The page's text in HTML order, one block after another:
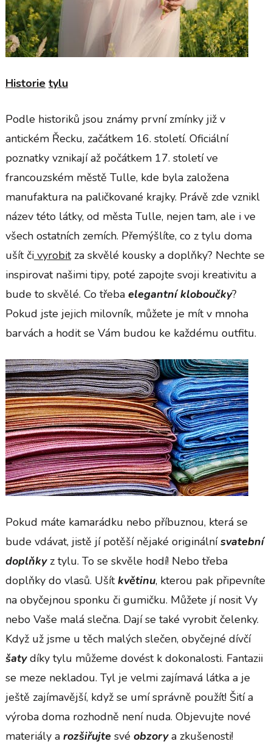
Historie tylu
Podle historiků jsou známy první zmínky již v
antickém Řecku, začátkem 16. století. Oficiální
poznatky vznikají až počátkem 17. století ve
francouzském městě Tulle, kde byla založena
manufaktura na paličkované krajky. Právě zde vznikl
název této látky, od města Tulle, nejen tam, ale i ve
všech ostatních zemích. Přemýšlíte, co z tylu doma
ušít čivyrobitza skvělé kousky a doplňky? Nechte se
inspirovat našimi tipy, poté zapojte svoji kreativitu a
bude to skvělé. Co třeba elegantní kloboučky?
Pokud jste jejich milovník, můžete je mít v mnoha
barvách a hodit se Vám budou ke každému outfitu.
Pokud máte kamarádku nebo příbuznou, která se
bude vdávat, jistě jí potěší nějaké originálnísvatební
doplňkyz tylu. To se skvěle hodí! Nebo třeba
doplňky do vlasů. Ušítkvětinu, kterou pak připevníte
na obyčejnou sponku či gumičku. Můžete jí nosit Vy
nebo Vaše malá slečna. Dají se také vyrobit čelenky.
Když už jsme u těch malých slečen, obyčejné dívčí
šatydíky tylu můžeme dovést k dokonalosti. Fantazii
se meze nekladou. Tyl je velmi zajímavá látka a je
ještě zajímavější, když se umí správně použít! Šití a
výroba doma rozhodně není nuda. Objevujte nové
materiály a rozšiřujtesvé obzorya zkušenosti!